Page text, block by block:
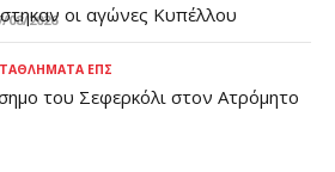
οι αγώνες Κυπέλλου
08/2026
ΕΠΣ
του Σεφερκόλι στον Ατρόμητο